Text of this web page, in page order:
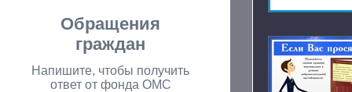
Обращения
граждан
Напишите, чтобы получить
ответ от фонда ОМС